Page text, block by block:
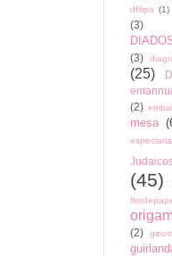
dfilipa (1)
(3)
(3)
(25)
(2)
mesa
(45)
(2)